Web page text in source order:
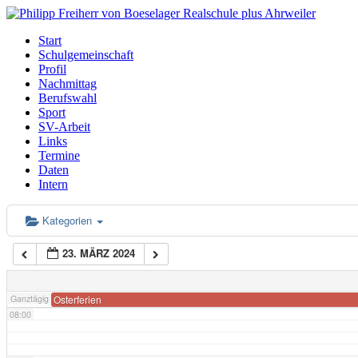
Start
Schulgemeinschaft
Profil
Nachmittag
Berufswahl
Sport
SV-Arbeit
Links
Termine
Daten
Intern
Kategorien
23. MÄRZ 2024
Ganztägig Osterferien
03:00
04:00
05:00
06:00
07:00
08:00